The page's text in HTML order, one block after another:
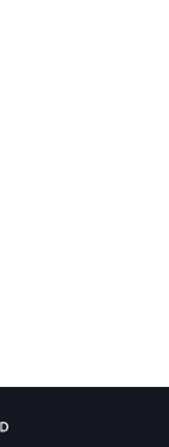
posibilidades
útil para
así como
en poner en